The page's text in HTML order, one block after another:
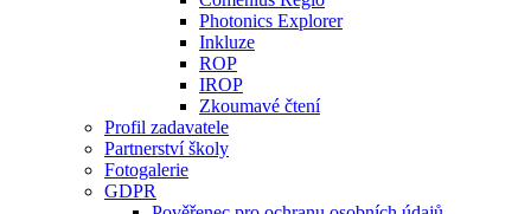
Photonics Explorer
Inkluze
ROP
IROP
Zkoumavé čtení
Profil zadavatele
Partnerství školy
Fotogalerie
GDPR